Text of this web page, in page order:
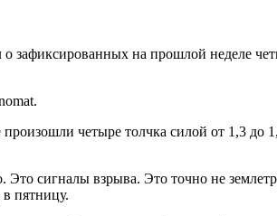
зафиксированных на прошлой неделе
четыре толчка силой от 1,3
сигналы взрыва. Это точно не
пятницу.